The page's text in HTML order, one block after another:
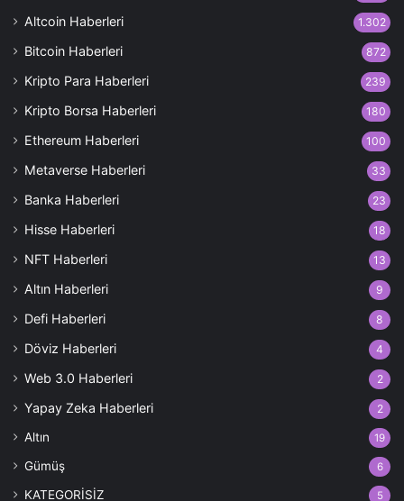
Altcoin Haberleri 1.302
Bitcoin Haberleri 872
Kripto Para Haberleri 239
Kripto Borsa Haberleri 180
Ethereum Haberleri 100
Metaverse Haberleri 33
Banka Haberleri 23
Hisse Haberleri 18
NFT Haberleri 13
Altın Haberleri 9
Defi Haberleri 8
Döviz Haberleri 4
Web 3.0 Haberleri 2
Yapay Zeka Haberleri 2
Altın 19
Gümüş 6
KATEGORİSİZ 5